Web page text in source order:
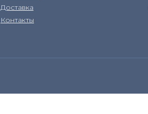
Доставка
Контакты